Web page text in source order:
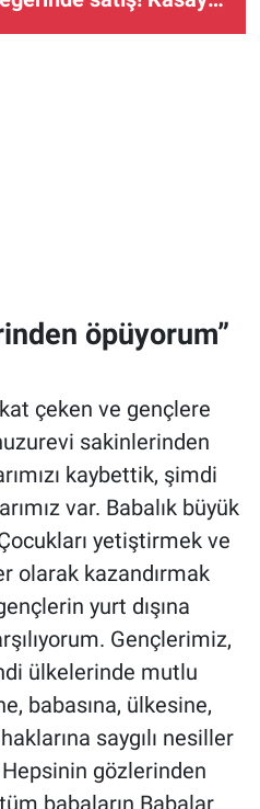
öpüyorum”
çeken ve gençlere
sakinlerinden
kaybettik, şimdi
var. Babalık büyük
yetiştirmek ve
olarak kazandırmak
yurt dışına
Gençlerimiz,
ülkelerinde mutlu
babasına, ülkesine,
saygılı nesiller
gözlerinden
babaların Babalar